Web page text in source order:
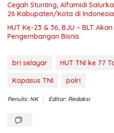
Cegah Stunting, Alfamidi
26 Kabupaten/Kota di Indonesia
HUT Ke-23 & 36, BJU – BLT
Pengembangan Bisnis
bri selayar HUT TNI ke 77
Kopasus TNI
polri
Penulis: NK Editor: Redaksi